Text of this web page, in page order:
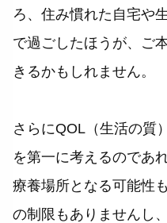
ろ、住み慣れた自宅や
で過ごしたほうが、ご
きるかもしれません。
さらにQOL（生活の質
を第一に考えるのであ
療養場所となる可能性
の制限もありませんし